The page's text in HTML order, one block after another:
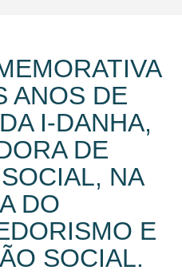
ANOS DE
I-DANHA,
DE
NA
DO
E
SOCIAL.